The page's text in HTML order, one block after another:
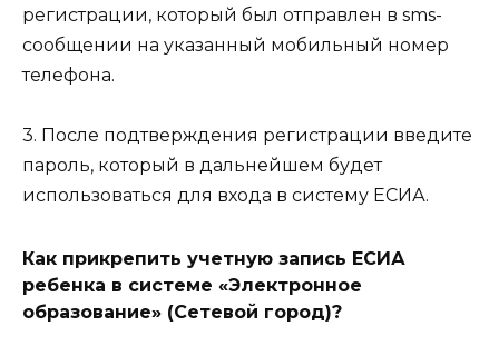
регистрации, который был отправлен в sms-
сообщении на указанный мобильный номер
телефона.
3. После подтверждения регистрации введите
пароль, который в дальнейшем будет
использоваться для входа в систему ЕСИА.
Как прикрепить учетную запись ЕСИА
ребенка в системе «Электронное
образование» (Сетевой город)?